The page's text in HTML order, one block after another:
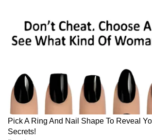
*നിങ്ങളുടെ സ്റ്റാറ്റസ് അറിയാൻ
ക്ലിക്ക് ചെയ്യുക.
കർഷക ക്ഷേമത്തിനായി വരുമാന